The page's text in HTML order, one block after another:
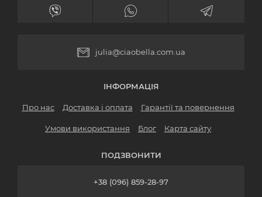
julia@ciaobella.com.ua
ІНФОРМАЦІЯ
Про нас Доставка і оплата Гарантії та повернення
Умови використання Блог Карта сайту
ПОДЗВОНИТИ
+38 (096) 859-28-97